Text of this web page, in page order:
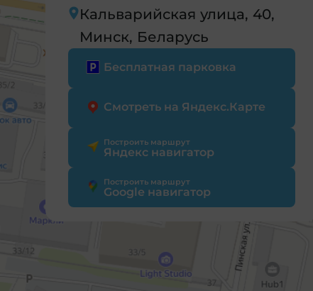
Кальварийская улица, 40,
Минск, Беларусь
Бесплатная парковка
Смотреть на Яндекс.Карте
Построить маршрут
Яндекс навигатор
Построить маршрут
Google навигатор